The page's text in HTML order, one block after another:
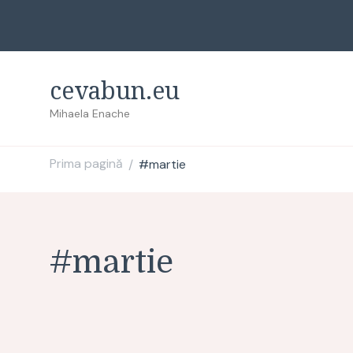
cevabun.eu
Mihaela Enache
Prima pagină / #martie
#martie